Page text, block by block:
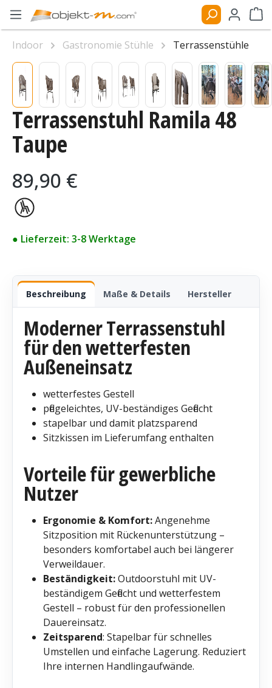
Zum Hauptinhalt springen
Terrassenstuhl Ramila 48
Taupe
Regulärer Preis:
89,90 €
● Lieferzeit: 3-8 Werktage
Beschreibung Maße & Details Hersteller
Moderner Terrassenstuhl
für den wetterfesten
Außeneinsatz
wetterfestes Gestell
pflegeleichtes, UV-beständiges Geflecht
stapelbar und damit platzsparend
Sitzkissen im Lieferumfang enthalten
Vorteile für gewerbliche
Nutzer
Ergonomie & Komfort:Angenehme
Sitzposition mit Rückenunterstützung –
besonders komfortabel auch bei längerer
Verweildauer.
Beständigkeit:Outdoorstuhl mit UV-
beständigem Geflecht und wetterfestem
Gestell – robust für den professionellen
Dauereinsatz.
Zeitsparend: Stapelbar für schnelles
Umstellen und einfache Lagerung. Reduziert
Ihre internen Handlingaufwände.
Indoor Gastronomie Stühle
Terrassenstühle
Bildergalerie überspringen